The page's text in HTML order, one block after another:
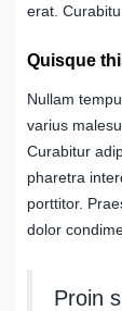
erat.
Quisque
Nullam
varius
Curabitur
pharetra
porttitor.
dolor
Proin